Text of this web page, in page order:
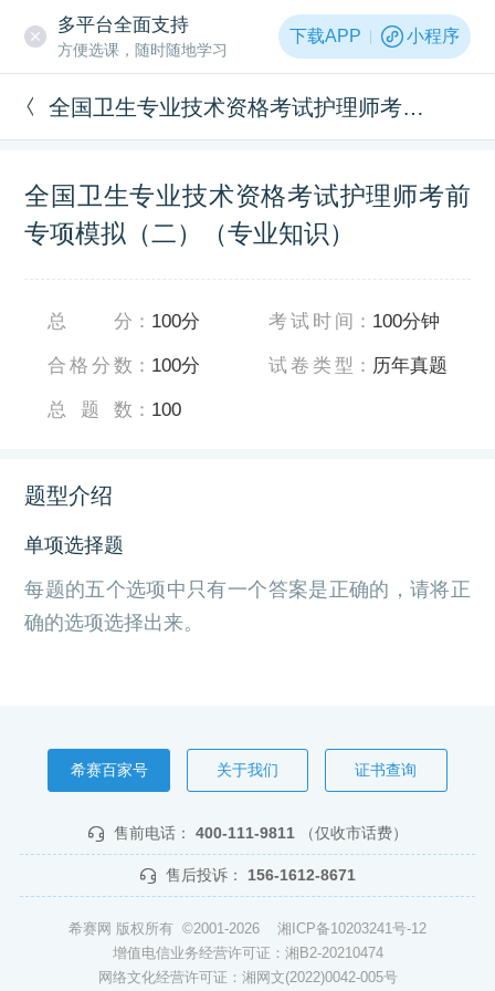
多平台全面支持
方便选课，随时随地学习
下载APP 小程序
全国卫生专业技术资格考试护理师考前专项模拟（二）（专业知识）
全国卫生专业技术资格考试护理师考前
专项模拟（二）（专业知识）
总分 ： 100分
合格分数 ： 100分
总题数 ： 100
考试时间 ： 100分钟
试卷类型 ： 历年真题
题型介绍
单项选择题
每题的五个选项中只有一个答案是正确的，请将正
确的选项选择出来。
希赛百家号 关于我们 证书查询
售前电话： 400-111-9811 （仅收市话费）
售后投诉： 156-1612-8671
希赛网 版权所有 ©2001-2026 湘ICP备10203241号-12
增值电信业务经营许可证：湘B2-20210474
网络文化经营许可证：湘网文(2022)0042-005号